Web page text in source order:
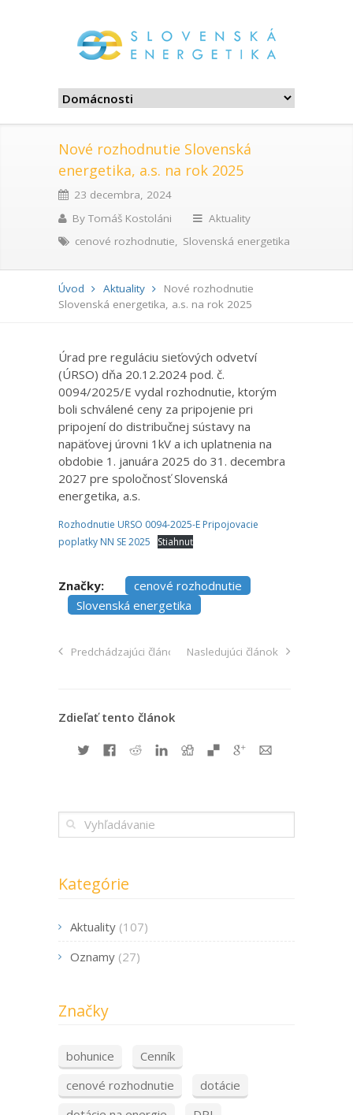
Nové rozhodnutie Slovenská
energetika, a.s. na rok 2025
23 decembra, 2024
ByTomáš Kostoláni
Aktuality
cenové rozhodnutie, Slovenská energetika
Úvod Aktuality
Nové rozhodnutie
Slovenská energetika, a.s. na rok 2025
Úrad pre reguláciu sieťových odvetví
(ÚRSO) dňa 20.12.2024 pod. č.
0094/2025/E vydal rozhodnutie, ktorým
boli schválené ceny za pripojenie pri
pripojení do distribučnej sústavy na
napäťovej úrovni 1kV a ich uplatnenia na
obdobie 1. januára 2025 do 31. decembra
2027 pre spoločnosť Slovenská
energetika, a.s.
Rozhodnutie URSO 0094-2025-E Pripojovacie
poplatky NN SE 2025
Stiahnuť
Značky:
cenové rozhodnutie
Slovenská energetika
Predchádzajúci článok Nasledujúci článok
Zdieľať tento článok
Kategórie
Aktuality (107)
Oznamy (27)
Značky
bohunice
Cenník
cenové rozhodnutie
dotácie